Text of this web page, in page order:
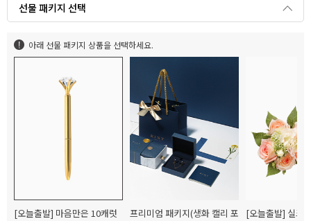
선물 패키지 선택
아래 선물 패키지 상품을 선택하세요.
[오늘출발] 마음만은 10캐럿
프리미엄 패키지(생화 캘리 포
[오늘출발] 실크